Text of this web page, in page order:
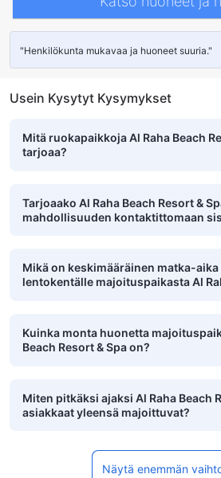
"Henkilökunta mukavaa ja huoneet suuria."
Usein Kysytyt Kysymykset
Mitä ruokapaikkoja Al Raha Beach
tarjoaa?
Tarjoaako Al Raha Beach Resort &
mahdollisuuden kontaktittomaan
Mikä on keskimääräinen matka-
lentokentälle majoituspaikasta Al
Kuinka monta huonetta
Beach Resort & Spa on?
Miten pitkäksi ajaksi Al Raha Beach
asiakkaat yleensä majoittuvat?
Näytä enemmän